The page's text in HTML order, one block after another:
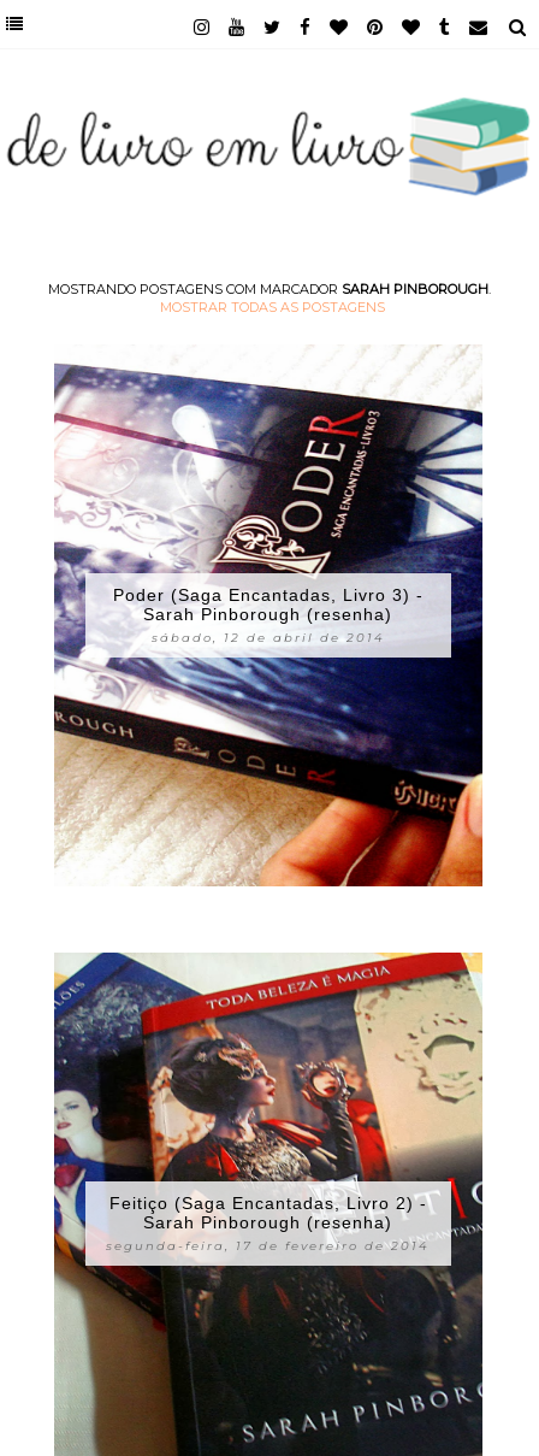
MOSTRANDO POSTAGENS COM MARCADOR SARAH PINBOROUGH
MOSTRAR TODAS AS POSTAGENS
Poder (Saga Encantadas, Livro 3) -
Sarah Pinborough (resenha)
sábado, 12 de abril de 2014
Feitiço (Saga Encantadas, Livro 2) -
Sarah Pinborough (resenha)
segunda-feira, 17 de fevereiro de 2014